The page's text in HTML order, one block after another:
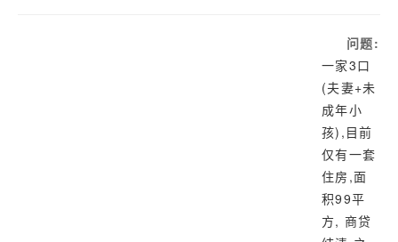
问题:
一家3口
(夫妻+未
成年小
孩),目前
仅有一套
住房,面
积99平
方, 商贷